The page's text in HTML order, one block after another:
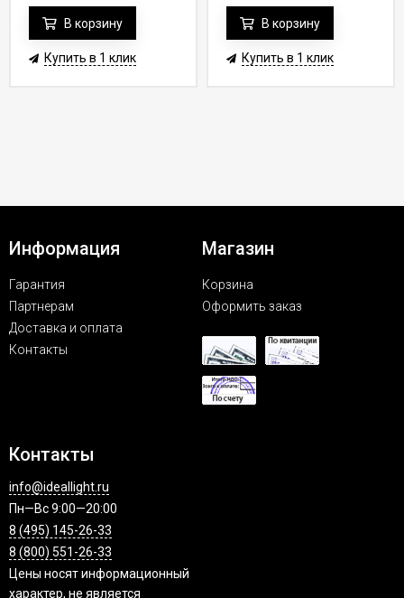
В корзину
Купить в 1 клик
В корзину
Купить в 1 клик
Информация
Гарантия
Партнерам
Доставка и оплата
Контакты
Магазин
Корзина
Оформить заказ
Контакты
info@ideallight.ru
Пн—Вс 9:00—20:00
8 (495) 145-26-33
8 (800) 551-26-33
Цены носят информационный
характер, не является